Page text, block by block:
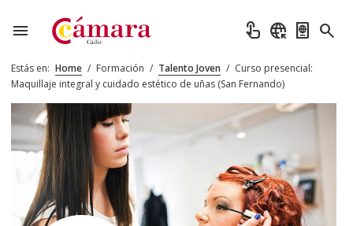
menu touch_app captive_portal passport search
Estás en: Home / Formación / Talento Joven / Curso presencial:
Maquillaje integral y cuidado estético de uñas (San Fernando)